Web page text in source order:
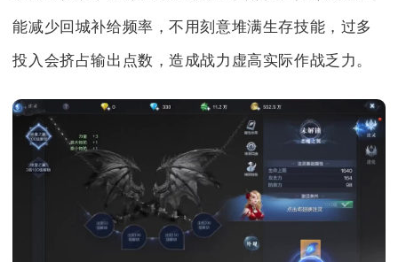
能减少回城补给频率，不用刻意堆满生存技能，过多
投入会挤占输出点数，造成战力虚高实际作战乏力。